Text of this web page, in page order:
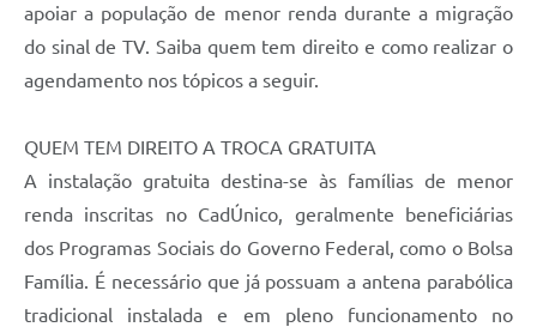
apoiar a população de menor renda durante a migração
do sinal de TV. Saiba quem tem direito e como realizar o
agendamento nos tópicos a seguir.
QUEM TEM DIREITO A TROCA GRATUITA
A instalação gratuita destina-se às famílias de menor
renda inscritas no CadÚnico, geralmente beneficiárias
dos Programas Sociais do Governo Federal, como o Bolsa
Família. É necessário que já possuam a antena parabólica
tradicional instalada e em pleno funcionamento no